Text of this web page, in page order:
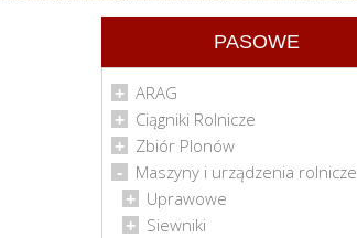
PASOWE
ARAG
Ciągniki Rolnicze
Zbiór Plonów
Maszyny i urządzenia rolnicze
Uprawowe
Siewniki